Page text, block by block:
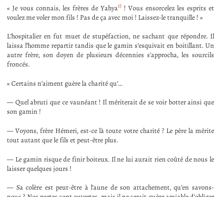
« Je vous connais, les frères de Yahya1) ! Vous ensorcelez les esprits et
voulez me voler mon fils ! Pas de ça avec moi ! Laissez-le tranquille ! »
L’hospitalier en fut muet de stupéfaction, ne sachant que répondre. Il
laissa l’homme repartir tandis que le gamin s’esquivait en boitillant. Un
autre frère, son doyen de plusieurs décennies s’approcha, les sourcils
froncés.
« Certains n’aiment guère la charité qu’…
— Quel abruti que ce vaunéant ! Il mériterait de se voir botter ainsi que
son gamin !
— Voyons, frère Hémeri, est-ce là toute votre charité ? Le père la mérite
tout autant que le fils et peut-être plus.
— Le gamin risque de finir boiteux. Il ne lui aurait rien coûté de nous le
laisser quelques jours !
— Sa colère est peut-être à l’aune de son attachement, qu’en savons-